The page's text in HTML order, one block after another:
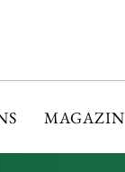
MAGAZIN